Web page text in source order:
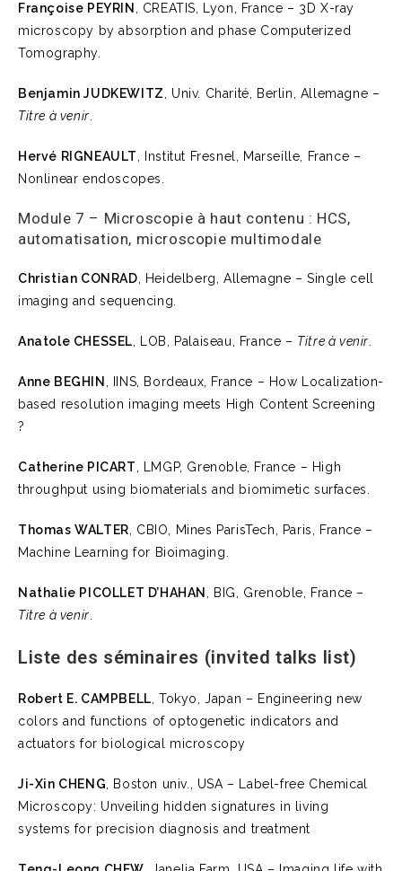
Françoise PEYRIN
, CREATIS, Lyon, France – 3D X-ray
microscopy by absorption and phase Computerized
Tomography.
Benjamin JUDKEWITZ
, Univ. Charité, Berlin, Allemagne –
Titre à venir
Hervé RIGNEAULT
, Institut Fresnel, Marseille, France –
Nonlinear endoscopes.
Module 7 – Microscopie à haut contenu : HCS,
automatisation, microscopie multimodale
Christian CONRAD , Heidelberg, Allemagne – Single cell
imaging and sequencing.
Anatole CHESSEL , LOB, Palaiseau, France – Titre à venir
Anne BEGHIN
, IINS, Bordeaux, France – How Localization-
based resolution imaging meets High Content Screening
?
Catherine PICART
, LMGP, Grenoble, France – High
throughput using biomaterials and biomimetic surfaces.
Thomas WALTER , CBIO, Mines ParisTech, Paris, France –
Machine Learning for Bioimaging.
Nathalie PICOLLET D’HAHAN
, BIG, Grenoble, France –
Titre à venir
Liste des séminaires (invited talks list)
Robert E. CAMPBELL , Tokyo, Japan – Engineering new
colors and functions of optogenetic indicators and
actuators for biological microscopy
Ji-Xin CHENG , Boston univ., USA – Label-free Chemical
Microscopy: Unveiling hidden signatures in living
systems for precision diagnosis and treatment